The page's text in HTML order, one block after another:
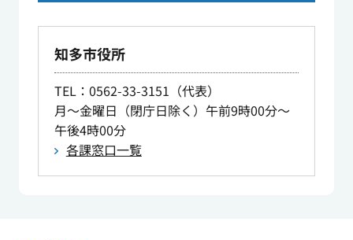
知多市役所
TEL：0562-33-3151（代表）
月～金曜日（閉庁日除く）午前9時00分～
午後4時00分
各課窓口一覧